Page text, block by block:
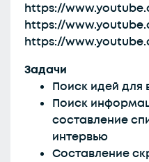
https://
https://
https://
Задачи
Поиск идей для
Поиск
составление
интервью
Составление